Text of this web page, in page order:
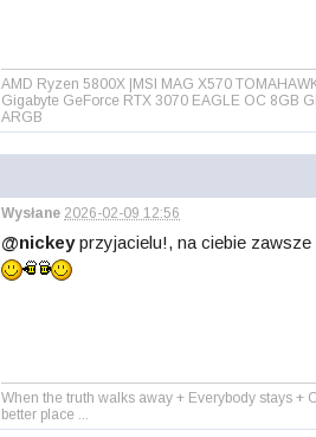
AMD Ryzen 5800X |MSI MAG X570
Gigabyte GeForce RTX 3070 EAGLE OC 8GB
ARGB
Wysłane 2026-02-09 12:56
@nickeyprzyjacielu!, na ciebie
When the truth walks away + Everybody stays +
better place ...